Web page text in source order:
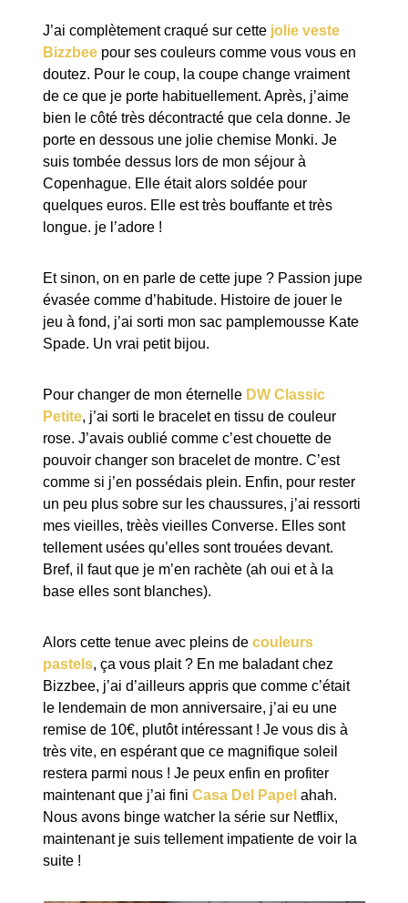
J’ai complètement craqué sur cette jolie veste
Bizzbee pour ses couleurs comme vous vous en
doutez. Pour le coup, la coupe change vraiment
de ce que je porte habituellement. Après, j’aime
bien le côté très décontracté que cela donne. Je
porte en dessous une jolie chemise Monki. Je
suis tombée dessus lors de mon séjour à
Copenhague. Elle était alors soldée pour
quelques euros. Elle est très bouffante et très
longue. je l’adore !
Et sinon, on en parle de cette jupe ? Passion jupe
évasée comme d’habitude. Histoire de jouer le
jeu à fond, j’ai sorti mon sac pamplemousse Kate
Spade. Un vrai petit bijou.
Pour changer de mon éternelle DW Classic
Petite, j’ai sorti le bracelet en tissu de couleur
rose. J’avais oublié comme c’est chouette de
pouvoir changer son bracelet de montre. C’est
comme si j’en possédais plein. Enfin, pour rester
un peu plus sobre sur les chaussures, j’ai ressorti
mes vieilles, trèès vieilles Converse. Elles sont
tellement usées qu’elles sont trouées devant.
Bref, il faut que je m’en rachète (ah oui et à la
base elles sont blanches).
Alors cette tenue avec pleins decouleurs
pastels, ça vous plait ? En me baladant chez
Bizzbee, j’ai d’ailleurs appris que comme c’était
le lendemain de mon anniversaire, j’ai eu une
remise de 10€, plutôt intéressant ! Je vous dis à
très vite, en espérant que ce magnifique soleil
restera parmi nous ! Je peux enfin en profiter
maintenant que j’ai finiCasa Del Papel ahah.
Nous avons binge watcher la série sur Netflix,
maintenant je suis tellement impatiente de voir la
suite !